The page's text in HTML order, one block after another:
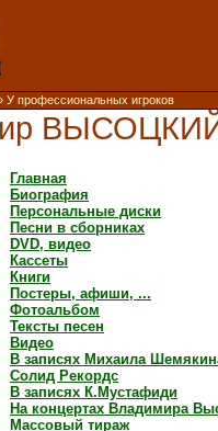
У профессиональных игроков
Главная
Биография
Персональные диски
Песни в сборниках
DVD, видео
Кассеты
Книги
Постеры, афиши, ...
Фотоальбом
Тексты песен
Видео
В записях Михаила
Солид Рекордс
В записях К.Мустафиди
На концертах Владимира
Массовый тираж